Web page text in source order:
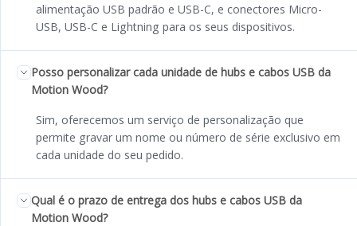
alimentação USB padrão e USB-C, e conectores Micro-
USB, USB-C e Lightning para os seus dispositivos.
Posso personalizar cada unidade de hubs e cabos USB da
Motion Wood?
Sim, oferecemos um serviço de personalização que
permite gravar um nome ou número de série exclusivo em
cada unidade do seu pedido.
Qual é o prazo de entrega dos hubs e cabos USB da
Motion Wood?